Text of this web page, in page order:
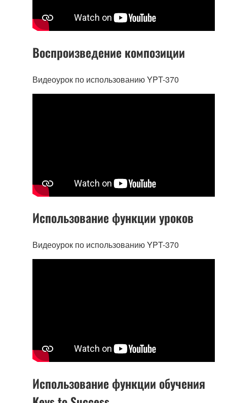
Воспроизведение композиции
Видеоурок по использованию YPT-370
Использование функции уроков
Видеоурок по использованию YPT-370
Использование функции обучения